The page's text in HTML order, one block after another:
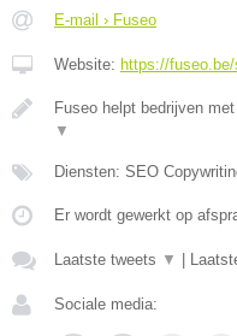
E-mail › Fuseo
Website: https://
Fuseo helpt bedrijven
▼
Diensten: SEO
Er wordt gewerkt op
Laatste tweets ▼
Sociale media: